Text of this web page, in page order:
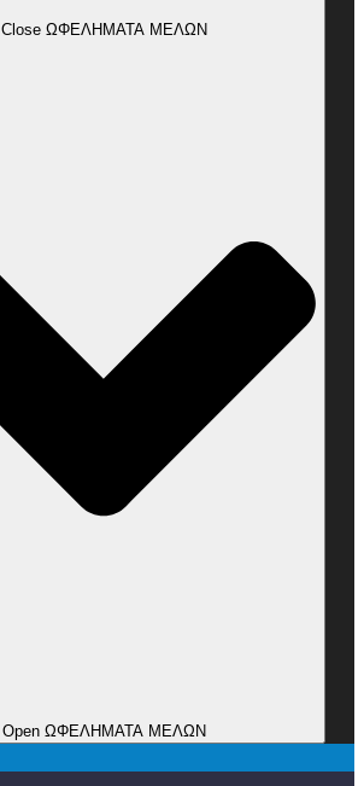
Close ΩΦΕΛΗΜΑΤΑ ΜΕΛΩΝ
Open ΩΦΕΛΗΜΑΤΑ ΜΕΛΩΝ